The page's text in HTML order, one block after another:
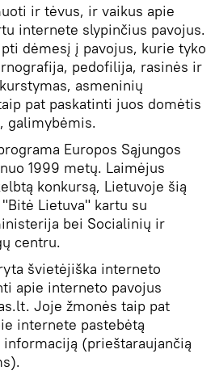
ir tėvus, ir vaikus apie
internete slypinčius pavojus.
dėmesį į pavojus, kurie tyko
pedofilija, rasinės ir
asmeninių
pat paskatinti juos domėtis
galimybėmis.
Europos Sąjungos
1999 metų. Laimėjus
konkursą, Lietuvoje šią
Lietuva" kartu su
bei Socialinių ir
centru.
švietėjiška interneto
apie interneto pavojus
Joje žmonės taip pat
internete pastebėtą
(prieštaraujančią